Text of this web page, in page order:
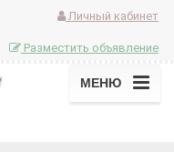
Личный кабинет
Разместить объявление
МЕНЮ